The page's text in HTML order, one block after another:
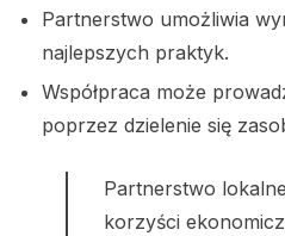
Partnerstwo umożliwia
najlepszych praktyk.
Współpraca może
poprzez dzielenie się
Partnerstwo
korzyści